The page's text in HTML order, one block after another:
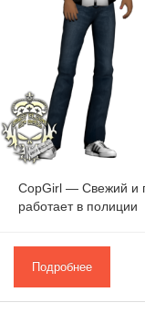
CopGirl — Свежий и
работает в полиции
Подробнее